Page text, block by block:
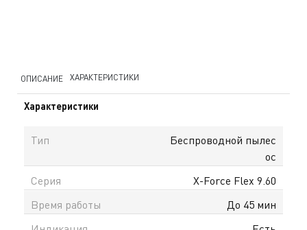
ОПИСАНИЕ ХАРАКТЕРИСТИКИ
Характеристики
Тип
Беспроводной пылес
ос
Серия
X-Force Flex 9.60
Время работы
До 45 мин